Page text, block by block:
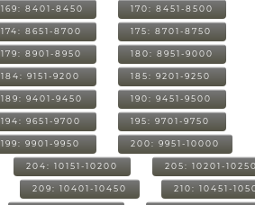
169: 8401-8450 170: 8451-8500
174: 8651-8700 175: 8701-8750
179: 8901-8950 180: 8951-9000
184: 9151-9200 185: 9201-9250
189: 9401-9450 190: 9451-9500
194: 9651-9700 195: 9701-9750
199: 9901-9950 200: 9951-10000
204: 10151-10200 205: 10201-10250
209: 10401-10450 210: 10451-